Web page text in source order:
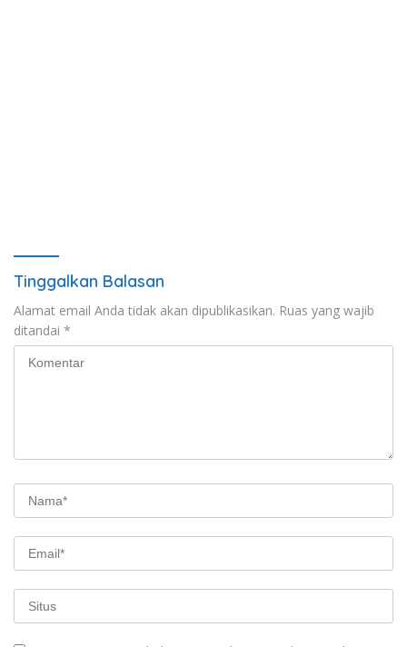
Tinggalkan Balasan
Alamat email Anda tidak akan dipublikasikan. Ruas yang wajib
ditandai *